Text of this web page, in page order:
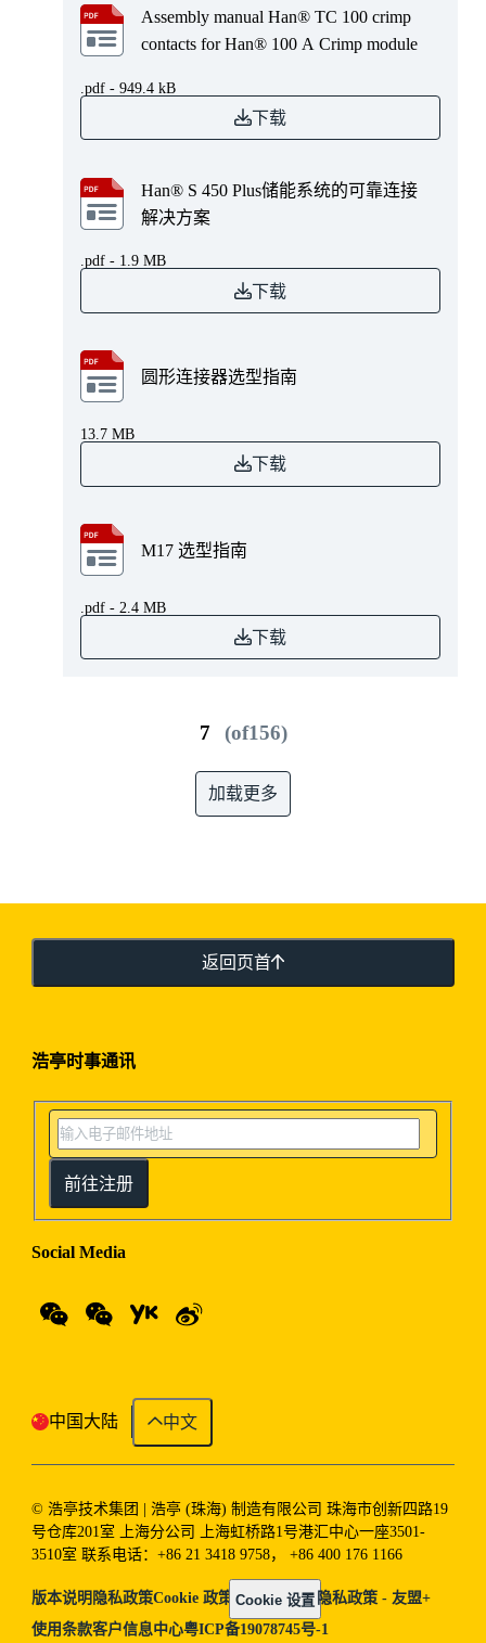
Assembly manual Han® TC 100 crimp
contacts for Han® 100 A Crimp module
.pdf - 949.4 kB
下载
Han® S 450 Plus储能系统的可靠连接
解决方案
.pdf - 1.9 MB
下载
圆形连接器选型指南
13.7 MB
下载
M17 选型指南
.pdf - 2.4 MB
下载
7 (of156)
加载更多
返回页首
浩亭时事通讯
前往注册
Social Media
中国大陆 中文
© 浩亭技术集团 | 浩亭 (珠海) 制造有限公司 珠海市创新四路19
号仓库201室 上海分公司 上海虹桥路1号港汇中心一座3501-
3510室 联系电话：+86 21 3418 9758， +86 400 176 1166
版本说明 隐私政策Cookie 政策 Cookie 设置 隐私政策 - 友盟+
使用条款客户信息中心粤ICP备19078745号-1